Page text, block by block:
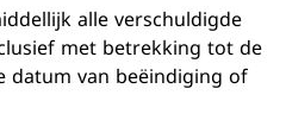
alle verschuldigde
met betrekking tot de
datum van beëindiging of